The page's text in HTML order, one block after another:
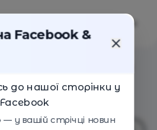
Facebook &
до нашої сторінки у
Facebook
у вашій стрічці новин